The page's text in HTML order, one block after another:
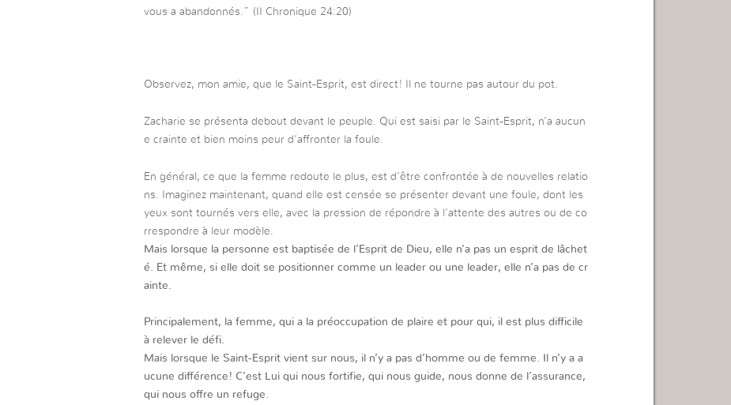
vous a abandonnés.” (II Chronique 24:20)
Observez, mon amie, que le Saint-Esprit, est direct! Il ne tourne pas autour du pot.
Zacharie se présenta debout devant le peuple. Qui est saisi par le Saint-Esprit, n’a aucun
e crainte et bien moins peur d’affronter la foule.
En général, ce que la femme redoute le plus, est d’être confrontée à de nouvelles relatio
ns. Imaginez maintenant, quand elle est censée se présenter devant une foule, dont les
yeux sont tournés vers elle, avec la pression de répondre à l’attente des autres ou de co
rrespondre à leur modèle.
Mais lorsque la personne est baptisée de l’Esprit de Dieu, elle n’a pas un esprit de lâchet
é. Et même, si elle doit se positionner comme un leader ou une leader, elle n’a pas de cr
ainte.
Principalement, la femme, qui a la préoccupation de plaire et pour qui, il est plus difficile
à relever le défi.
Mais lorsque le Saint-Esprit vient sur nous, il n’y a pas d’homme ou de femme. Il n’y a a
ucune différence! C’est Lui qui nous fortifie, qui nous guide, nous donne de l’assurance,
qui nous offre un refuge.